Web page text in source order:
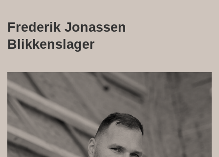
Frederik Jonassen
Blikkenslager